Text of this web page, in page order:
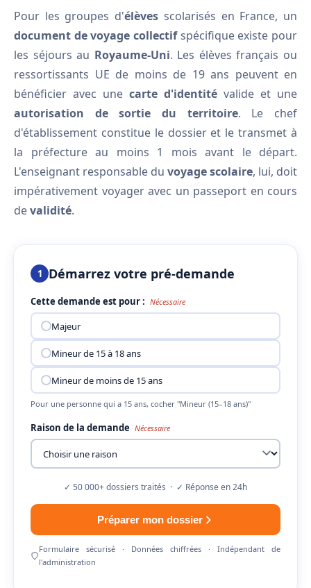
Pour les groupes d'élèves scolarisés en France, un
document de voyage collectifspécifique existe pour
les séjours au Royaume-Uni. Les élèves français ou
ressortissants UE de moins de 19 ans peuvent en
bénéficier avec une carte d'identité valide et une
autorisation de sortie du territoire. Le chef
d'établissement constitue le dossier et le transmet à
la préfecture au moins 1 mois avant le départ.
L'enseignant responsable du voyage scolaire, lui, doit
impérativement voyager avec un passeport en cours
devalidité.
1 Démarrez votre pré-demande
Cette demande est pour : Nécessaire
Majeur
Mineur de 15 à 18 ans
Mineur de moins de 15 ans
Pour une personne qui a 15 ans, cocher "Mineur (15–18 ans)"
Raison de la demande Nécessaire
✓ 50 000+ dossiers traités · ✓ Réponse en 24h
Préparer mon dossier
Formulaire sécurisé · Données chiffrées · Indépendant de
l'administration